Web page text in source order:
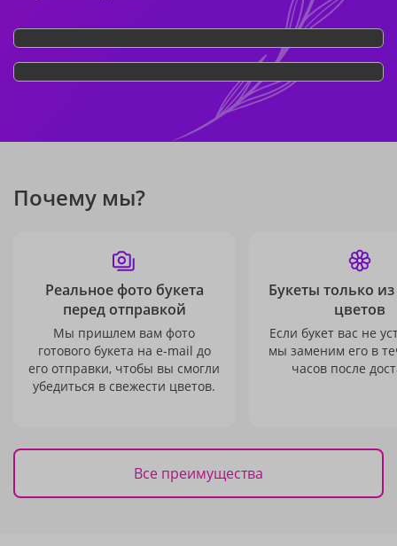
Почему мы?
Реальное фото букета
перед отправкой
Мы пришлем вам фото
готового букета на e-mail до
его отправки, чтобы вы смогли
убедиться в свежести цветов.
Букеты только
цветов
Если букет вас не
мы заменим его в
часов после
Все преимущества